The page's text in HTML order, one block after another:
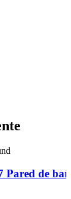
Pared de